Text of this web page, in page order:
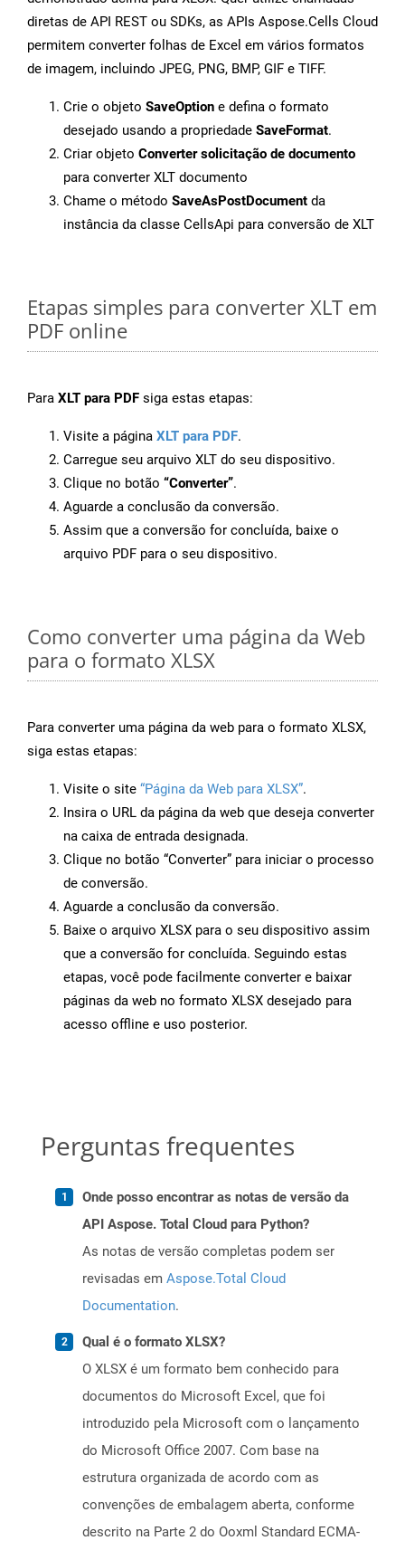
diretas de API REST ou SDKs, as APIs Aspose.Cells Cloud
permitem converter folhas de Excel em vários formatos
de imagem, incluindo JPEG, PNG, BMP, GIF e TIFF.
Crie o objeto SaveOption e defina o formato
desejado usando a propriedade SaveFormat.
Criar objeto Converter solicitação de documento
para converter XLT documento
Chame o método SaveAsPostDocument da
instância da classe CellsApi para conversão de XLT
Etapas simples para converter XLT em
PDF online
Para XLT para PDF siga estas etapas:
Visite a página XLT para PDF.
Carregue seu arquivo XLT do seu dispositivo.
Clique no botão “Converter”.
Aguarde a conclusão da conversão.
Assim que a conversão for concluída, baixe o
arquivo PDF para o seu dispositivo.
Como converter uma página da Web
para o formato XLSX
Para converter uma página da web para o formato XLSX,
siga estas etapas:
Visite o site “Página da Web para XLSX”.
Insira o URL da página da web que deseja converter
na caixa de entrada designada.
Clique no botão “Converter” para iniciar o processo
de conversão.
Aguarde a conclusão da conversão.
Baixe o arquivo XLSX para o seu dispositivo assim
que a conversão for concluída. Seguindo estas
etapas, você pode facilmente converter e baixar
páginas da web no formato XLSX desejado para
acesso offline e uso posterior.
Perguntas frequentes
Onde posso encontrar as notas de versão da
API Aspose. Total Cloud para Python?
As notas de versão completas podem ser
revisadas em Aspose.Total Cloud
Documentation.
Qual é o formato XLSX?
O XLSX é um formato bem conhecido para
documentos do Microsoft Excel, que foi
introduzido pela Microsoft com o lançamento
do Microsoft Office 2007. Com base na
estrutura organizada de acordo com as
convenções de embalagem aberta, conforme
descrito na Parte 2 do Ooxml Standard ECMA-